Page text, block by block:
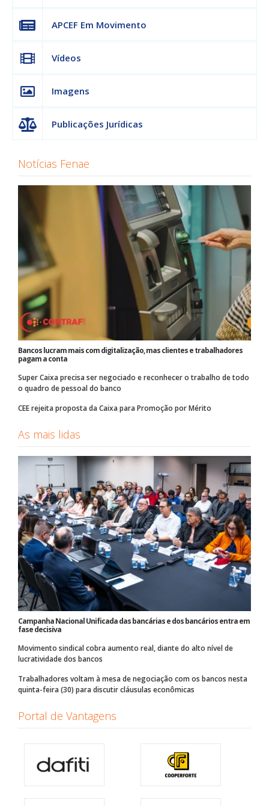
APCEF Em Movimento
Vídeos
Imagens
Publicações Jurídicas
Notícias Fenae
Bancos lucram mais com digitalização, mas clientes e trabalhadores
pagam a conta
Super Caixa precisa ser negociado e reconhecer o trabalho de todo
o quadro de pessoal do banco
CEE rejeita proposta da Caixa para Promoção por Mérito
As mais lidas
Campanha Nacional Unificada das bancárias e dos bancários entra em
fase decisiva
Movimento sindical cobra aumento real, diante do alto nível de
lucratividade dos bancos
Trabalhadores voltam à mesa de negociação com os bancos nesta
quinta-feira (30) para discutir cláusulas econômicas
Portal de Vantagens